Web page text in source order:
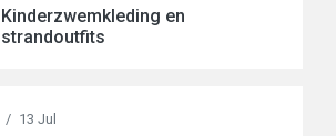
Kinderzwemkleding en
strandoutfits
/ 13 Jul